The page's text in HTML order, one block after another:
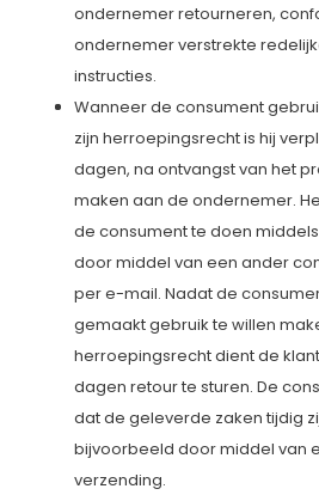
ondernemer retourneren,
ondernemer verstrekte
instructies.
Wanneer de consument
zijn herroepingsrecht is hij
dagen, na ontvangst van het
maken aan de ondernemer.
de consument te doen
door middel van een ander
per e-mail. Nadat de
gemaakt gebruik te willen
herroepingsrecht dient de
dagen retour te sturen. De
dat de geleverde zaken tijdig
bijvoorbeeld door middel van
verzending.